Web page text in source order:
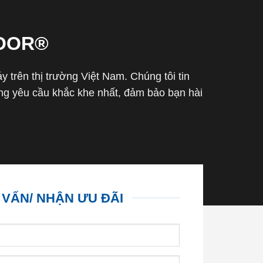
trên thị trường Việt Nam. Chúng tôi tin
yêu cầu khắc khe nhất, đảm bảo bạn hài
NHẬN ƯU ĐÃI